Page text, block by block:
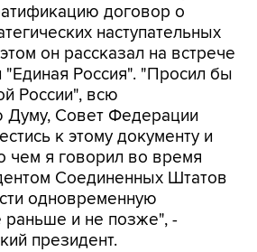
договор о
наступательных
он рассказал на встрече
"Единая Россия". "Просил бы
России", всю
Думу, Совет Федерации
к этому документу и
чем я говорил во время
Соединенных Штатов
одновременную
раньше и не позже", -
президент.